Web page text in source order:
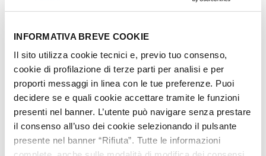
INFORMATIVA BREVE COOKIE
Il sito utilizza cookie tecnici e, previo tuo consenso,
cookie di profilazione di terze parti per analisi e per
proporti messaggi in linea con le tue preferenze. Puoi
decidere se e quali cookie accettare tramite le funzioni
presenti nel banner. L’utente può navigare senza prestare
il consenso all’uso dei cookie selezionando il pulsante
presente nel banner “Rifiuta”. Tutte le informazioni
cocina de Cagliari.